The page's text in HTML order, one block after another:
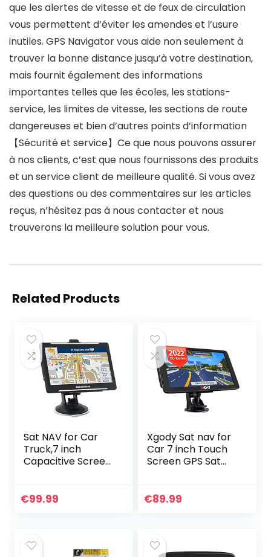
que les alertes de vitesse et de feux de circulation
vous permettent d’éviter les amendes et l’usure
inutiles. GPS Navigator vous aide non seulement à
trouver la bonne distance jusqu’à votre destination,
mais fournit également des informations
importantes telles que les écoles, les stations-
service, les limites de vitesse, les sections de route
dangereuses et bien d’autres points d’information
【Sécurité et service】Ce que nous pouvons assurer
à nos clients, c’est que nous fournissons des produits
et un service client de meilleure qualité. Si vous avez
des questions ou des commentaires sur les articles
reçus, n’hésitez pas à nous contacter et nous
trouverons la meilleure solution pour vous.
Related Products
Sat NAV for Car
Truck,7 inch
Capacitive Screen
with Lifetime Free
€99.99
Xgody Sat nav for
Car 7 inch Touch
Screen GPS Sat
with 2022 Europe
€89.99